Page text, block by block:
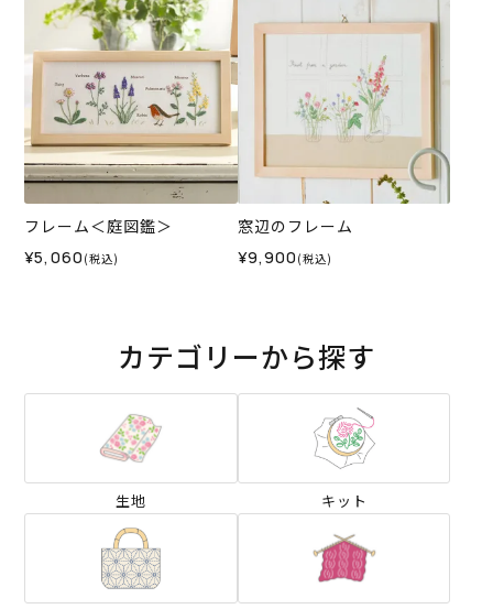
フレーム＜庭図鑑＞
¥5,060 (税込)
窓辺のフレーム
¥9,900 (税込)
カテゴリーから探す
生地 キット